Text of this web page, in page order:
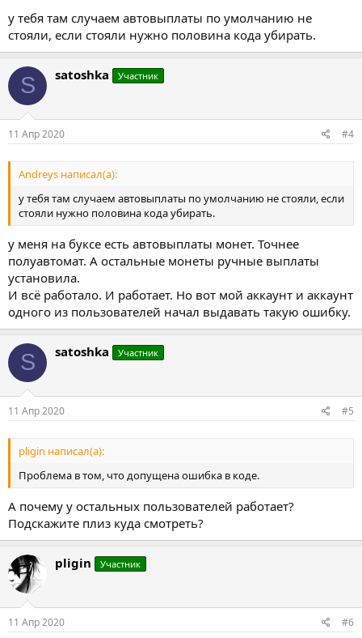
у тебя там случаем автовыплаты по умолчанию не
стояли, если стояли нужно половина кода убирать.
S satoshka Участник
11 Апр 2020 #4
Andreys написал(а):
у тебя там случаем автовыплаты по умолчанию не стояли, если
стояли нужно половина кода убирать.
у меня на буксе есть автовыплаты монет. Точнее
полуавтомат. А остальные монеты ручные выплаты
установила.
И всё работало. И работает. Но вот мой аккаунт и аккаунт
одного из пользователей начал выдавать такую ошибку.
S satoshka Участник
11 Апр 2020 #5
pligin написал(а):
Проблема в том, что допущена ошибка в коде.
А почему у остальных пользователей работает?
Подскажите плиз куда смотреть?
pligin Участник
11 Апр 2020 #6